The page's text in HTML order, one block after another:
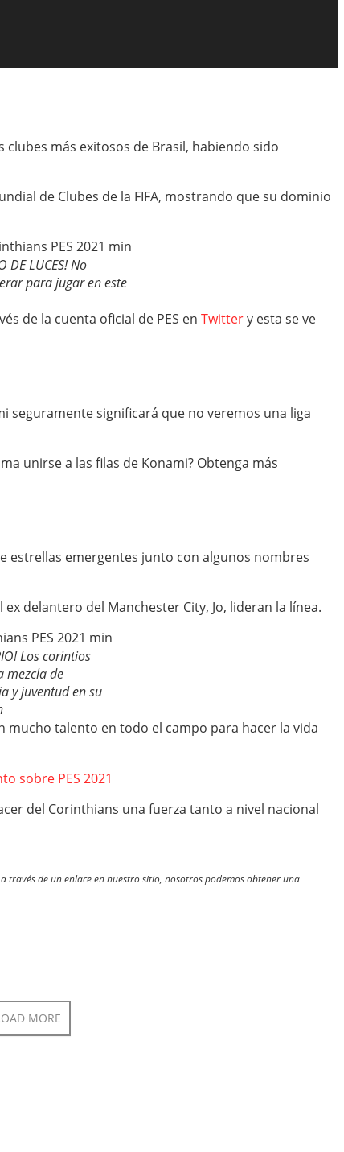
más exitosos de Brasil, habiendo sido
de Clubes de la FIFA, mostrando que su dominio
DE LUCES! No
para jugar en este
de la cuenta oficial de PES en Twittery esta se ve
seguramente significará que no veremos una liga
unirse a las filas de Konami? Obtenga más
estrellas emergentes junto con algunos nombres
delantero del Manchester City, Jo, lideran la línea.
Los corintios
mezcla de
y juventud en su
mucho talento en todo el campo para hacer la vida
sobre PES 2021
del Corinthians una fuerza tanto a nivel nacional
través de un enlace en nuestro sitio, nosotros podemos obtener una
MORE